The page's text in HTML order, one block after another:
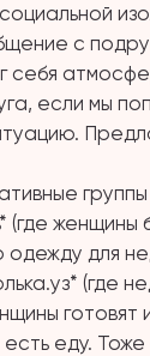
с
себя
если мы
(где женщины
одежду для
(где
готовят
еду.